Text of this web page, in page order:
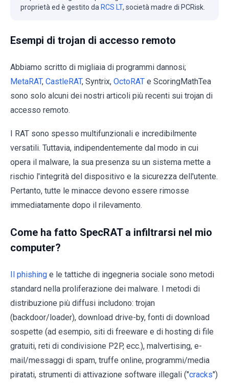
proprietà ed è gestito da RCS LT, società madre di PCRisk.
Esempi di trojan di accesso remoto
Abbiamo scritto di migliaia di programmi dannosi;
MetaRAT, CastleRAT, Syntrix, OctoRAT e ScoringMathTea
sono solo alcuni dei nostri articoli più recenti sui trojan di
accesso remoto.
I RAT sono spesso multifunzionali e incredibilmente
versatili. Tuttavia, indipendentemente dal modo in cui
opera il malware, la sua presenza su un sistema mette a
rischio l'integrità del dispositivo e la sicurezza dell'utente.
Pertanto, tutte le minacce devono essere rimosse
immediatamente dopo il rilevamento.
Come ha fatto SpecRAT a infiltrarsi nel mio
computer?
Il phishing e le tattiche di ingegneria sociale sono metodi
standard nella proliferazione dei malware. I metodi di
distribuzione più diffusi includono: trojan
(backdoor/loader), download drive-by, fonti di download
sospette (ad esempio, siti di freeware e di hosting di file
gratuiti, reti di condivisione P2P, ecc.), malvertising, e-
mail/messaggi di spam, truffe online, programmi/media
piratati, strumenti di attivazione software illegali ("cracks")